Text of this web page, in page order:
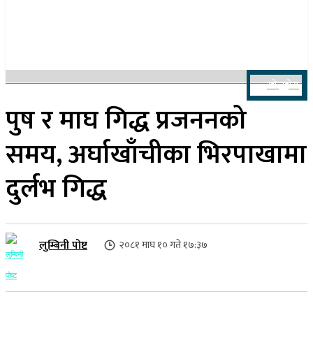
खोज्नुहोस
पुष र माघ गिद्ध प्रजननको
समय, अर्घाखाँचीका भिरपाखामा
दुर्लभ गिद्ध
लुम्बिनी पोष्ट २०८१ माघ १० गते १७:३७